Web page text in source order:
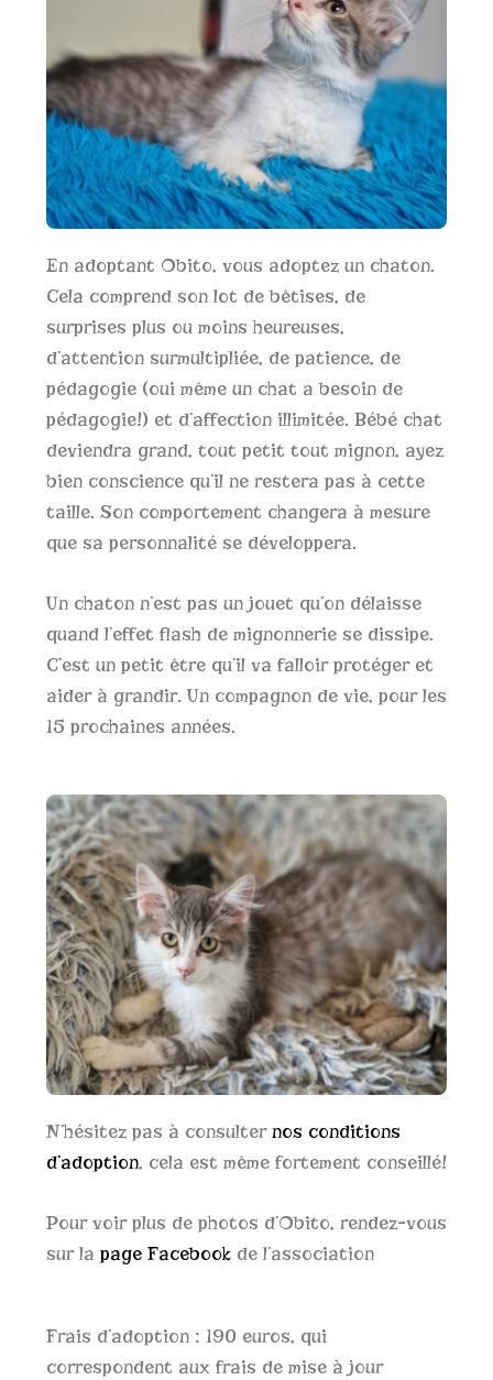
En adoptant Obito, vous adoptez un chaton.
Cela comprend son lot de bêtises, de
surprises plus ou moins heureuses,
d’attention surmultipliée, de patience, de
pédagogie (oui même un chat a besoin de
pédagogie!) et d’affection illimitée. Bébé chat
deviendra grand, tout petit tout mignon, ayez
bien conscience qu’il ne restera pas à cette
taille. Son comportement changera à mesure
que sa personnalité se développera.
Un chaton n’est pas un jouet qu’on délaisse
quand l’effet flash de mignonnerie se dissipe.
C’est un petit être qu’il va falloir protéger et
aider à grandir. Un compagnon de vie, pour les
15 prochaines années.
N’hésitez pas à consulternos conditions
d’adoption, cela est même fortement conseillé!
Pour voir plus de photos d’Obito, rendez-vous
sur lapage Facebook de l’association
Frais d’adoption : 190 euros, qui
correspondent aux frais de mise à jour